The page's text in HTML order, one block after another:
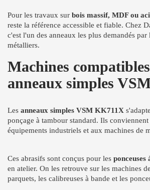
Pour les travaux sur bois massif, MDF ou
reste la référence accessible et fiable. Chez
c'est l'un des anneaux les plus demandés par
métalliers.
Machines
anneaux simples
Les anneaux simples VSM KK711X
ponçage à tambour standard. Ils
équipements industriels et aux machines de
Ces abrasifs sont conçus pour les
en atelier. On les retrouve sur les machines
parquets, les calibreuses à bande et les